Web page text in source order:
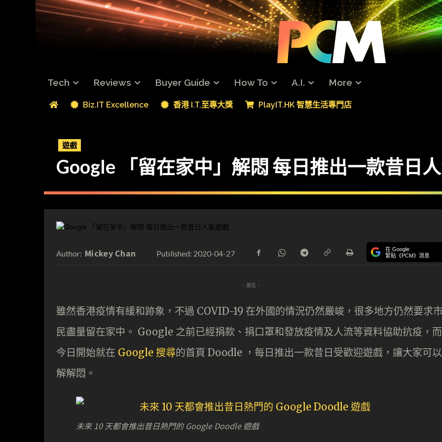
Tech Reviews Buyer Guide How To A.I. More
Biz.IT Excellence 香港 I.T.至專大獎 PlayIT.HK 智慧生活專門店
遊戲
Google 「留在家中」解悶 每日推出一款昔日
Author: Mickey Chan Published: 2020-04-27 在 Google
緊貼《PCM》消息
- 廣告 -
雖然香港疫情有緩和跡象，不過 COVID-19 在外國的情況仍然嚴峻，很多地方仍然要求
民盡量留在家中。 Google 之前已經捐款、捐口罩和發放疫情及人流等資料協助抗疫，而
今日開始就在 Google 搜尋的首頁 Doodle ，每日推出一款昔日受歡迎遊戲，讓大家可以
解解悶。
未來 10 天都會推出昔日熱門的 Google Doodle 遊戲